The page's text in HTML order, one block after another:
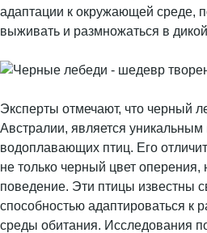
адаптации к окружающей среде,
выживать и размножаться в
Эксперты отмечают, что черный
Австралии, является уникальным
водоплавающих птиц. Его
не только черный цвет оперения,
поведение. Эти птицы известны
способностью адаптироваться к
среды обитания. Исследования